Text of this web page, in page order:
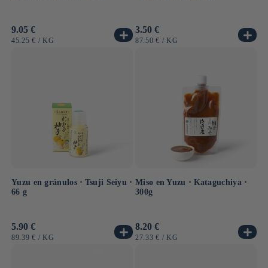
Precio
habitual
9.05 €
PRECIO
45.25 € / POR
KG
Precio
habitual
3.50 €
PRECIO
87.50 € / POR
KG
Yuzu en gránulos ⋅ Tsuji Seiyu ⋅
66 g
Precio
habitual
5.90 €
PRECIO
89.39 € / POR
KG
Miso en Yuzu ⋅ Kataguchiya ⋅
300g
Precio
habitual
8.20 €
PRECIO
27.33 € / POR
KG